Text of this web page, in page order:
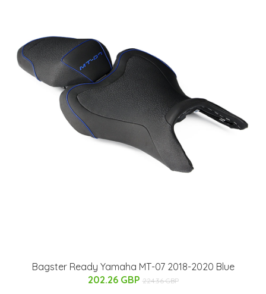
Bagster Ready Yamaha MT-07 2018-2020 Blue
202.26 GBP 224.36 GBP